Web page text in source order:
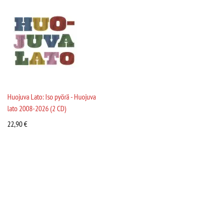
Huojuva Lato: Iso pyörä - Huojuva
lato 2008-2026 (2 CD)
22,90€